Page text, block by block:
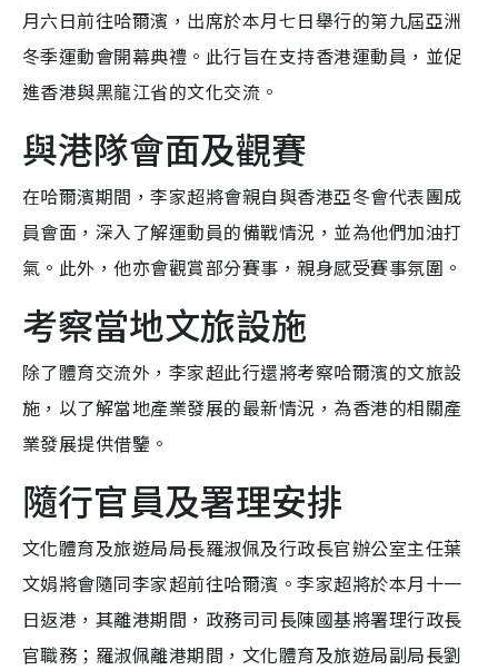
月六日前往哈爾濱，出席於本月七日舉行的第九屆亞洲
冬季運動會開幕典禮。此行旨在支持香港運動員，並促
進香港與黑龍江省的文化交流。
與港隊會面及觀賽
在哈爾濱期間，李家超將會親自與香港亞冬會代表團成
員會面，深入了解運動員的備戰情況，並為他們加油打
氣。此外，他亦會觀賞部分賽事，親身感受賽事氛圍。
考察當地文旅設施
除了體育交流外，李家超此行還將考察哈爾濱的文旅設
施，以了解當地產業發展的最新情況，為香港的相關產
業發展提供借鑒。
隨行官員及署理安排
文化體育及旅遊局局長羅淑佩及行政長官辦公室主任葉
文娟將會隨同李家超前往哈爾濱。李家超將於本月十一
日返港，其離港期間，政務司司長陳國基將署理行政長
官職務；羅淑佩離港期間，文化體育及旅遊局副局長劉